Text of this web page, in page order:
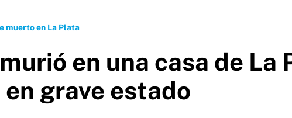
muerto en La Plata
en una casa de La
grave estado